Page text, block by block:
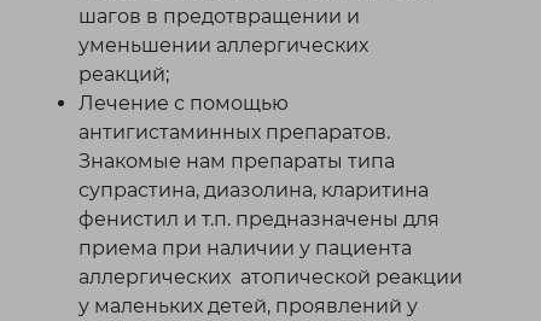
шагов в предотвращении и
уменьшении аллергических
реакций;
Лечение с помощью
антигистаминных препаратов.
Знакомые нам препараты типа
супрастина, диазолина, кларитина
фенистил и т.п. предназначены для
приема при наличии у пациента
аллергических атопической реакции
у маленьких детей, проявлений у